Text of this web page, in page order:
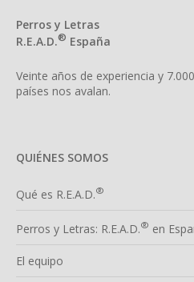
Perros y Letras
R.E.A.D.® España
Veinte años de experiencia y
países nos avalan.
QUIÉNES SOMOS
Qué es R.E.A.D.®
Perros y Letras: R.E.A.D.® en
El equipo